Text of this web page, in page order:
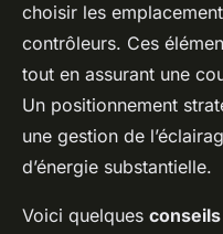
choisir les
contrôleurs. Ces
tout en assurant une
Un positionnement
une gestion de
d’énergie substantielle.
Voici quelques